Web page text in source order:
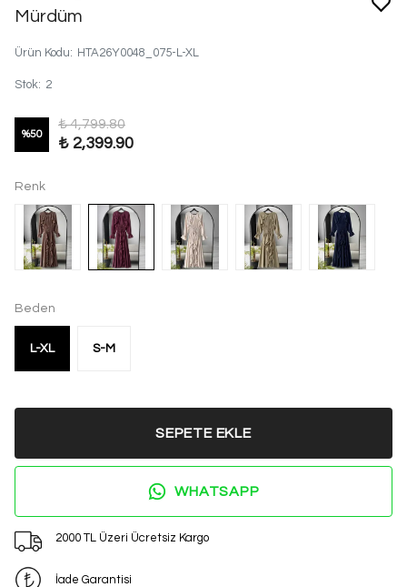
Mürdüm
Ürün Kodu: HTA26Y0048_075-L-XL
Stok: 2
%50
₺ 4,799.80
₺ 2,399.90
Renk
Beden
L-XL S-M
SEPETE EKLE
WHATSAPP
2000 TL Üzeri Ücretsiz Kargo
İade Garantisi